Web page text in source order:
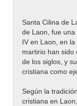
Santa Cilina de
de Laon, fue
IV en Laon, en
martirio han sido
de los siglos, y
cristiana como
Según la
cristiana en